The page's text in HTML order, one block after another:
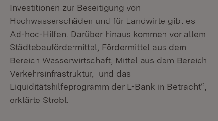
Investitionen zur Beseitigung von
Hochwasserschäden und für Landwirte gibt es
Ad-hoc-Hilfen. Darüber hinaus kommen vor allem
Städtebaufördermittel, Fördermittel aus dem
Bereich Wasserwirtschaft, Mittel aus dem Bereich
Verkehrsinfrastruktur, und das
Liquiditätshilfeprogramm der L-Bank in Betracht“,
erklärte Strobl.